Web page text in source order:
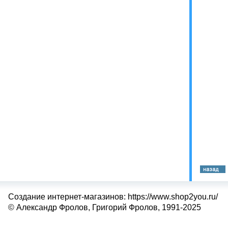
Создание интернет-магазинов: https://www.shop2you.ru/
© Александр Фролов, Григорий Фролов, 1991-2025